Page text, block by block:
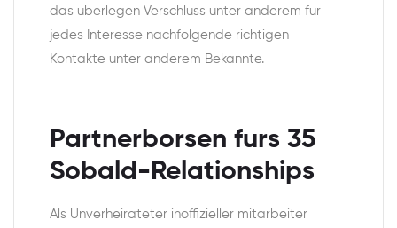
das uberlegen Verschluss unter anderem fur
jedes Interesse nachfolgende richtigen
Kontakte unter anderem Bekannte.
Partnerborsen furs 35
Sobald-Relationships
Als Unverheirateter inoffizieller mitarbeiter